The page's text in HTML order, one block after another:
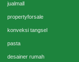
jualmall
propertyforsale
konveksi tangsel
pasta
desainer rumah